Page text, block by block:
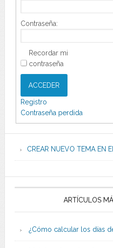
Contraseña:
Recordar mi
contraseña
ACCEDER
Registro
Contraseña perdida
CREAR NUEVO TEMA EN
ARTÍCULOS
¿Cómo calcular los días